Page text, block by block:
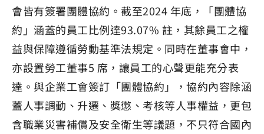
會皆有簽署團體協約。截至2024 年底，「團體協
約」涵蓋的員工比例達93.07% 註，其餘員工之權
益與保障遵循勞動基準法規定。同時在董事會中，
亦設置勞工董事5 席，讓員工的心聲更能充分表
達。與企業工會簽訂「團體協約」，協約內容除涵
蓋人事調動、升遷、獎懲、考核等人事權益，更包
含職業災害補償及安全衛生等議題，不只符合國內